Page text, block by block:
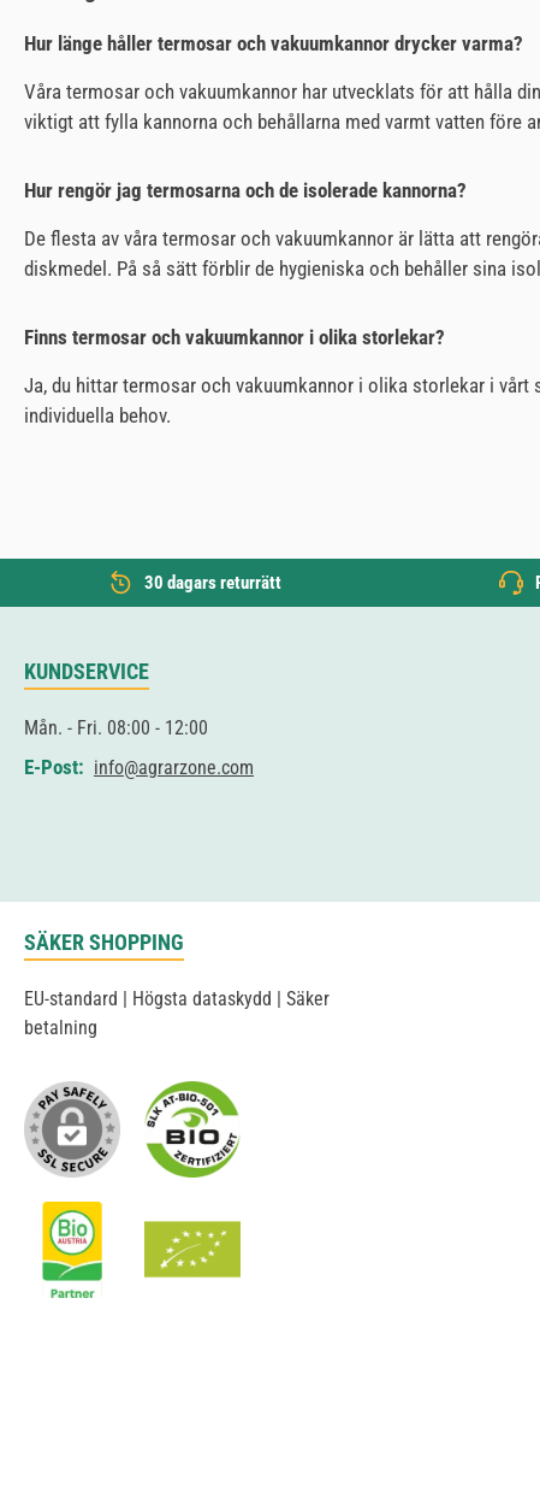
Hur länge håller termosar och vakuumkannor drycker varma?
Våra termosar och vakuumkannor har utvecklats för att hålla
viktigt att fylla kannorna och behållarna med varmt vatten före
Hur rengör jag termosarna och de isolerade kannorna?
De flesta av våra termosar och vakuumkannor är lätta att
diskmedel. På så sätt förblir de hygieniska och behåller sina
Finns termosar och vakuumkannor i olika storlekar?
Ja, du hittar termosar och vakuumkannor i olika storlekar i
individuella behov.
30 dagars returrätt
KUNDSERVICE
Mån. - Fri. 08:00 - 12:00
E-Post: info@agrarzone.com
SÄKER SHOPPING
EU-standard | Högsta dataskydd | Säker
betalning